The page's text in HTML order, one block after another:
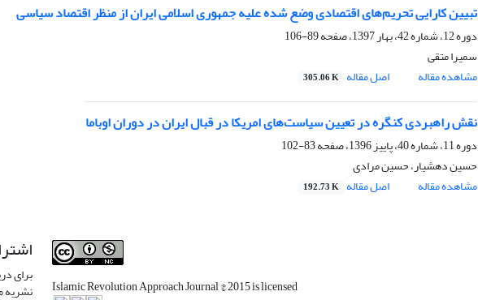
تبیین کارایی تحریم‌های اقتصادی وضع شده علیه جمهوری اسلامی ایران از منظر اقتصاد سیاسی
دوره 12، شماره 42، بهار 1397، صفحه
89-106
سمیرا متقی
مشاهده مقاله
اصل مقاله 305.06 K
نقش راهبردی کنگره در تعیین سیاست‌های امریکا در قبال ایران در دوران اوباما
دوره 11، شماره 40، پاییز 1396، صفحه
83-102
حسین دهشیار، حسین مرادی
مشاهده مقاله
اصل مقاله 192.73 K
Islamic Revolution Approach Journal© 2015 is licensed
برای